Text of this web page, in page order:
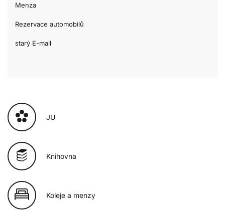
Menza
Rezervace automobilů
starý E-mail
JU
Knihovna
Koleje a menzy